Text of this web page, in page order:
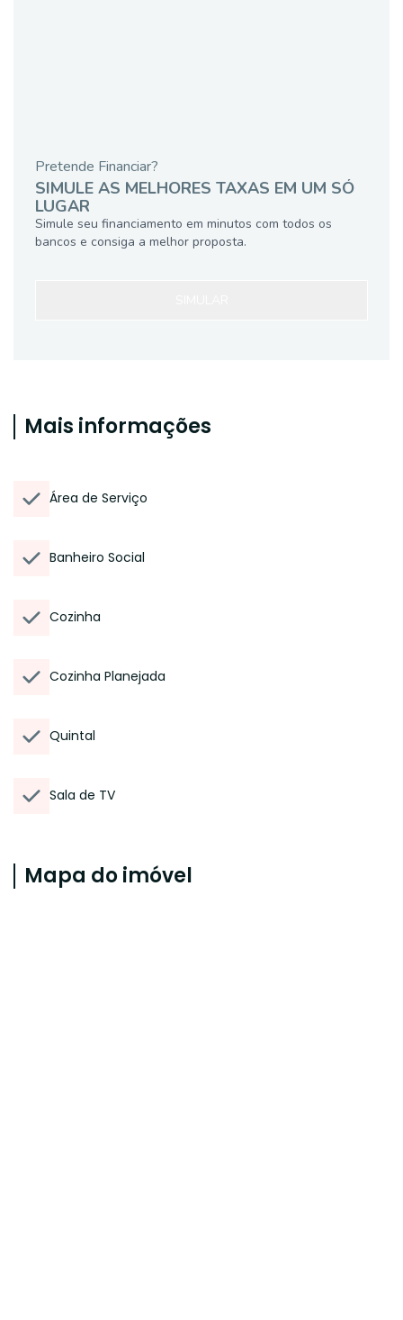
Pretende Financiar?
SIMULE AS MELHORES TAXAS EM UM SÓ
LUGAR
Simule seu financiamento em minutos com todos os
bancos e consiga a melhor proposta.
Mais informações
Área de Serviço
Banheiro Social
Cozinha
Cozinha Planejada
Quintal
Sala de TV
Mapa do imóvel